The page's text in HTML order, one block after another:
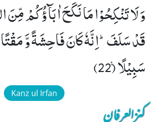
وَ لَا تَنْكِحُوْا مَا نَكَحَ اٰبَآؤُكُمْ مِّنَ
قَدْ سَلَفَؕ-اِنَّهٗ كَانَ فَاحِشَةً وَّ
سَبِیْلًا۠ (22)
Kanz ul Irfan
کنزالعرفان